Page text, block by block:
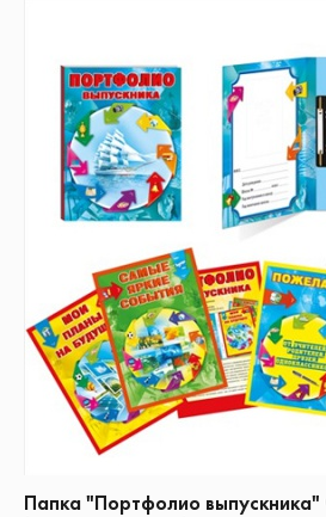
Папка "Портфолио